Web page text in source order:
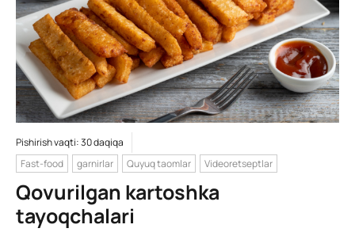
Pishirish vaqti: 30 daqiqa
Fast-food
garnirlar Quyuq taomlar Videoretseptlar
Qovurilgan kartoshka
tayoqchalari